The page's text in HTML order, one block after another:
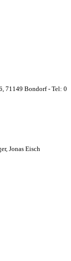
71149 Bondorf - Tel: 0
Jonas Eisch